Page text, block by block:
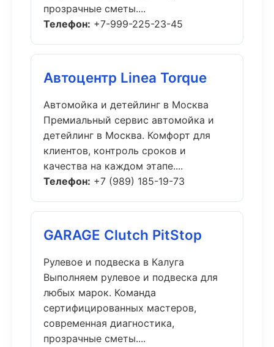
прозрачные сметы....
Телефон: +7-999-225-23-45
Автоцентр Linea Torque
Автомойка и детейлинг в Москва
Премиальный сервис автомойка и
детейлинг в Москва. Комфорт для
клиентов, контроль сроков и
качества на каждом этапе....
Телефон: +7 (989) 185-19-73
GARAGE Clutch PitStop
Рулевое и подвеска в Калуга
Выполняем рулевое и подвеска для
любых марок. Команда
сертифицированных мастеров,
современная диагностика,
прозрачные сметы....